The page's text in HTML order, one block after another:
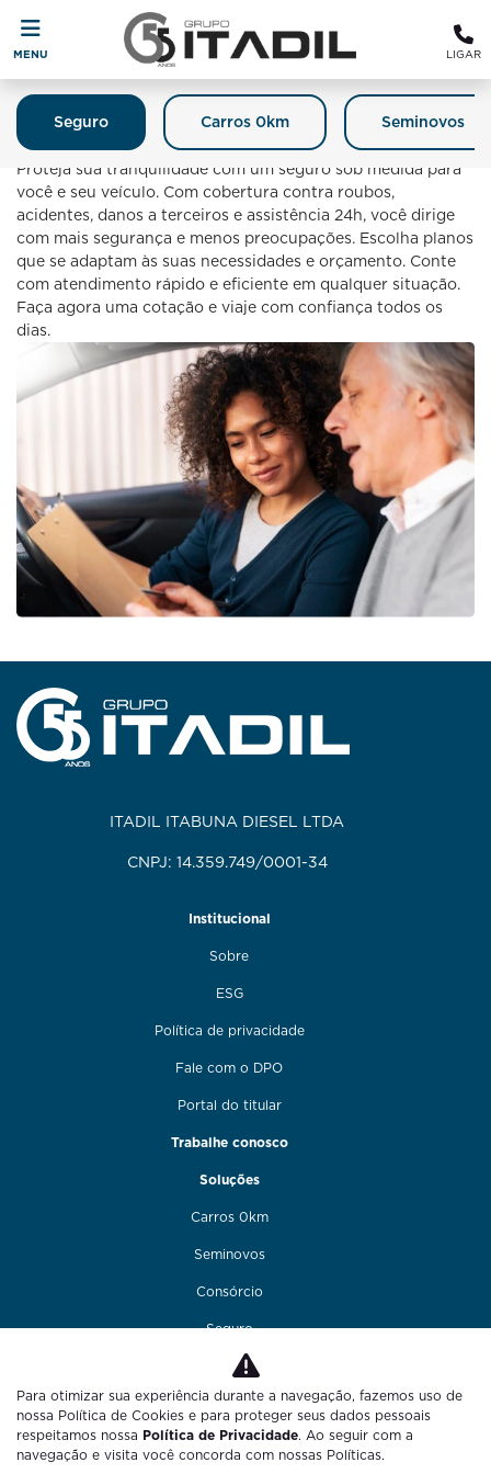
MENU LIGAR
Carros 0km Seminovos
Seguro
Seguro
Proteja sua tranquilidade com um seguro sob medida para
você e seu veículo. Com cobertura contra roubos,
acidentes, danos a terceiros e assistência 24h, você dirige
com mais segurança e menos preocupações. Escolha planos
que se adaptam às suas necessidades e orçamento. Conte
com atendimento rápido e eficiente em qualquer situação.
Faça agora uma cotação e viaje com confiança todos os
dias.
ITADIL ITABUNA DIESEL LTDA
CNPJ: 14.359.749/0001-34
Institucional
Sobre
ESG
Política de privacidade
Fale com o DPO
Portal do titular
Trabalhe conosco
Soluções
Carros 0km
Seminovos
Consórcio
Seguro
Financiamento
Funilaria e pintura
Fale conosco
Para otimizar sua experiência durante a navegação, fazemos uso de
nossa Política de Cookies e para proteger seus dados pessoais
respeitamos nossa Política de Privacidade. Ao seguir com a
navegação e visita você concorda com nossas Políticas.